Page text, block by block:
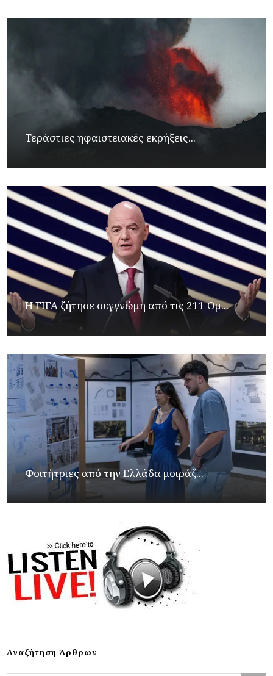
Τεράστιες ηφαιστειακές εκρήξεις...
Η FIFA ζήτησε συγγνώμη από τις 211 Ομ...
Φοιτήτριες από την Ελλάδα μοιράζ...
Αναζήτηση Άρθρων